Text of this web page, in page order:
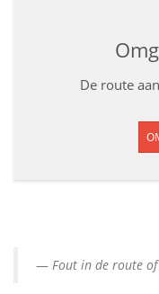
De route
Fout in de route